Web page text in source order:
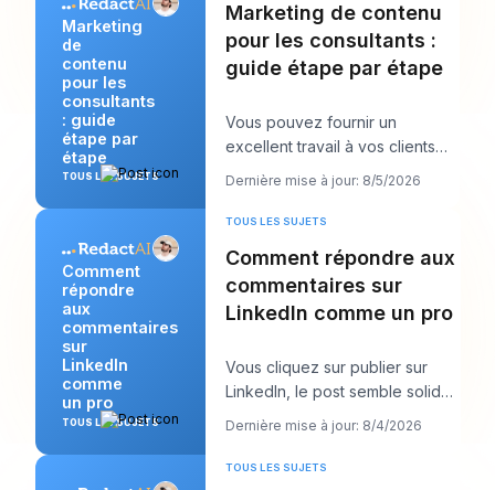
Marketing
de
contenu
pour les
consultants
: guide
étape par
étape
TOUS LES SUJETS
Marketing de contenu
pour les consultants :
guide étape par étape
Vous pouvez fournir un
excellent travail à vos clients
tout en vous sentant
étrangement invisible en
Dernière mise à jour: 8/5/2026
Comment
répondre
aux
commentaires
sur
LinkedIn
comme
un pro
TOUS LES SUJETS
TOUS LES SUJETS
Comment répondre aux
commentaires sur
LinkedIn comme un pro
Vous cliquez sur publier sur
LinkedIn, le post semble solide,
puis le vrai travail commence.
Dernière mise à jour: 8/4/2026
TOUS LES SUJETS